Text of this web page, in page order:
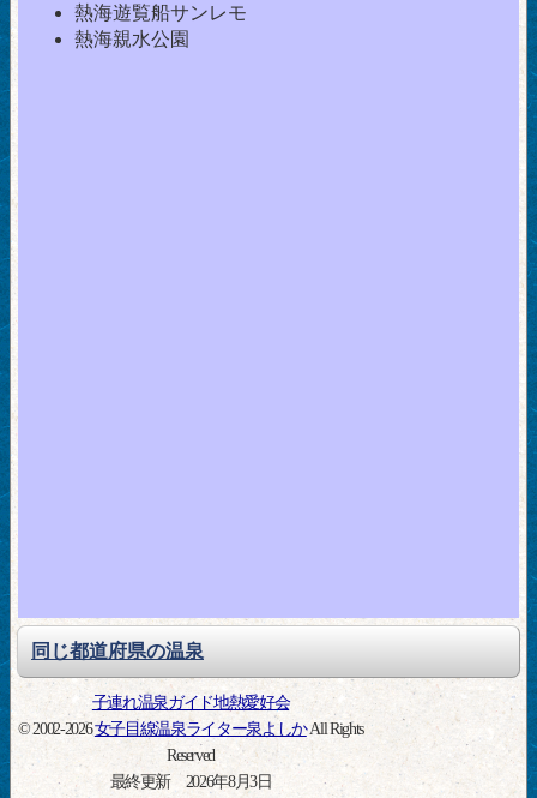
熱海遊覧船サンレモ
熱海親水公園
同じ都道府県の温泉